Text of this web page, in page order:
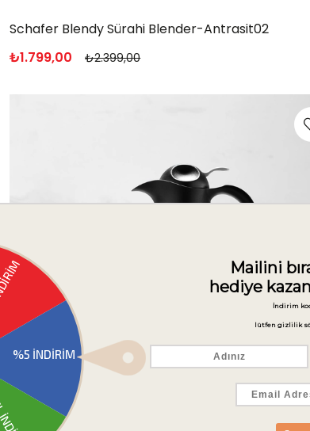
Schafer Waffle Express Waffle Makinesi - Krem
₺2.499,00